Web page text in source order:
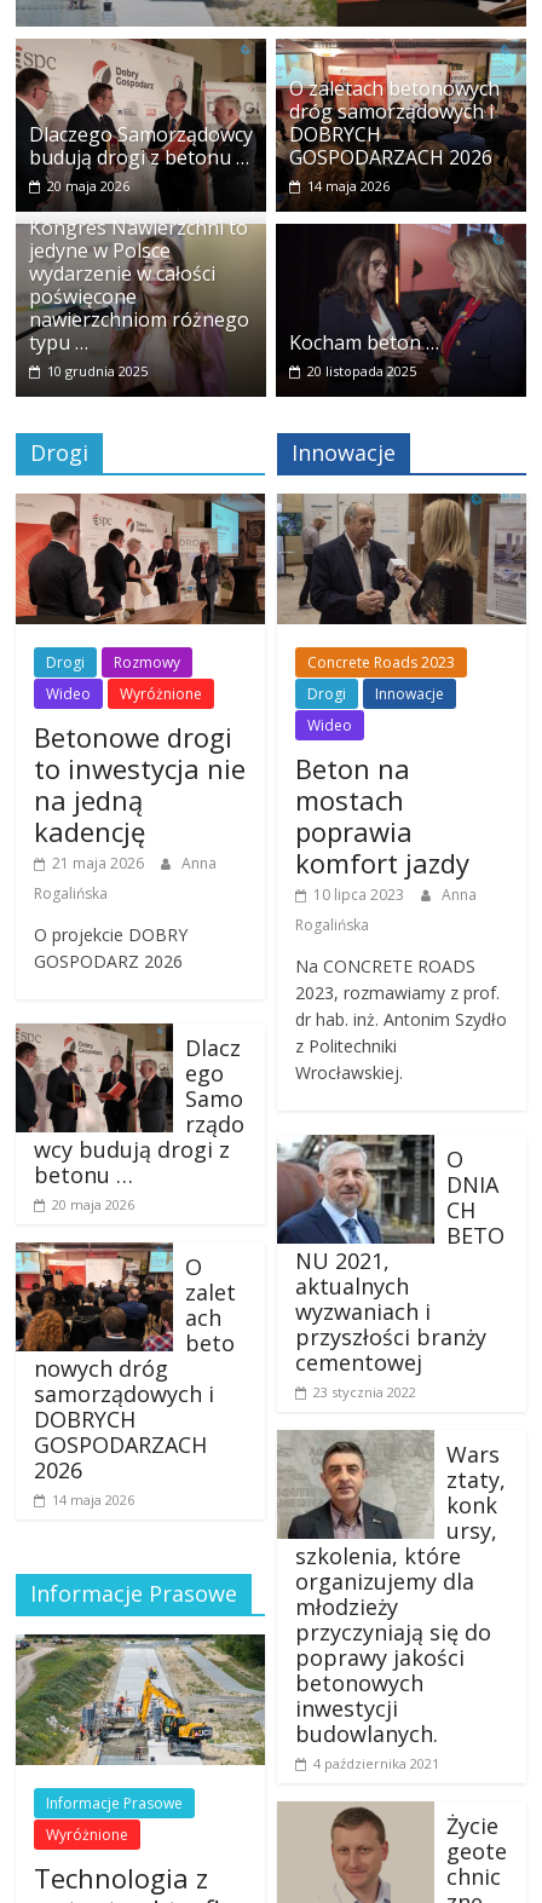
Dlaczego Samorządowcy
budują drogi z betonu …
20 maja 2026
O zaletach betonowych
dróg samorządowych i
DOBRYCH
GOSPODARZACH 2026
14 maja 2026
Kongres Nawierzchni to
jedyne w Polsce
wydarzenie w całości
poświęcone
nawierzchniom różnego
typu …
10 grudnia 2025
Kocham beton …
20 listopada 2025
Drogi
Drogi
Rozmowy
Wideo
Wyróżnione
Betonowe drogi
to inwestycja nie
na jedną
kadencję
21 maja 2026
Anna
Rogalińska
O projekcie DOBRY
GOSPODARZ 2026
Dlacz
ego
Samo
rządo
wcy budują drogi z
betonu …
20 maja 2026
O
zalet
ach
beto
nowych dróg
samorządowych i
DOBRYCH
GOSPODARZACH
2026
14 maja 2026
Informacje Prasowe
Informacje Prasowe
Wyróżnione
Technologia z
Innowacje
Concrete Roads 2023
Drogi
Innowacje
Wideo
Beton na
mostach
poprawia
komfort jazdy
10 lipca 2023
Anna
Rogalińska
Na CONCRETE ROADS
2023, rozmawiamy z prof.
dr hab. inż. Antonim Szydło
z Politechniki
Wrocławskiej.
O
DNIA
CH
BETO
NU 2021,
aktualnych
wyzwaniach i
przyszłości branży
cementowej
23 stycznia 2022
Wars
ztaty,
konk
ursy,
szkolenia, które
organizujemy dla
młodzieży
przyczyniają się do
poprawy jakości
betonowych
inwestycji
budowlanych.
4 października 2021
Życie
geote
chnic